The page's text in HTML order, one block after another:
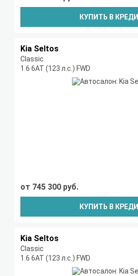
КУПИТЬ В
Kia Seltos
Classic
1.6 6АТ (123 л.с.) FWD
от 745 300 руб.
КУПИТЬ В
Kia Seltos
Classic
1.6 6АТ (123 л.с.) FWD